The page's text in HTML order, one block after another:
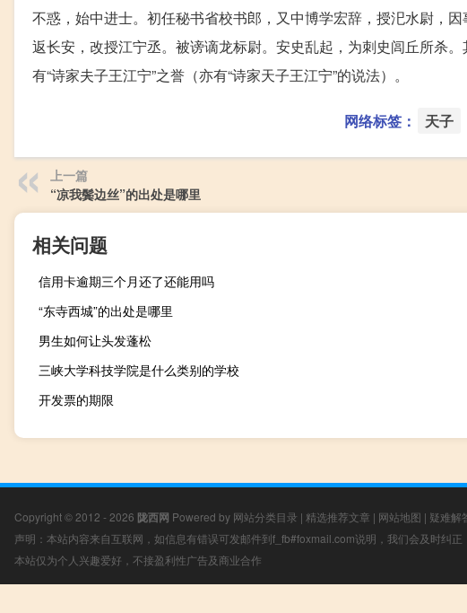
不惑，始中进士。初任秘书省校书郎，又中博学宏辞，授汜水尉，
返长安，改授江宁丞。被谤谪龙标尉。安史乱起，为刺史闾丘所杀
有“诗家夫子王江宁”之誉（亦有“诗家天子王江宁”的说法）。
网络标签： 天子
上一篇
“凉我鬓边丝”的出处是哪里
相关问题
信用卡逾期三个月还了还能用吗
“东寺西城”的出处是哪里
男生如何让头发蓬松
三峡大学科技学院是什么类别的学校
开发票的期限
Copyright © 2012 - 2026 陇西网 Powered by 网站分类目录 | 精选推荐文章 | 网站地图 | 疑难解
声明：本站内容来自互联网，如信息有错误可发邮件到f_fb#foxmail.com说明，我们会及时纠正
本站仅为个人兴趣爱好，不接盈利性广告及商业合作